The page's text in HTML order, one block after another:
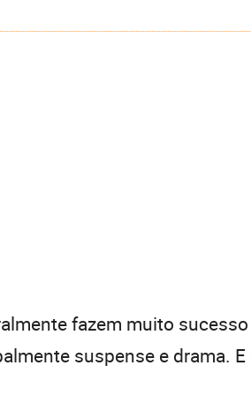
fazem muito
suspense e drama.